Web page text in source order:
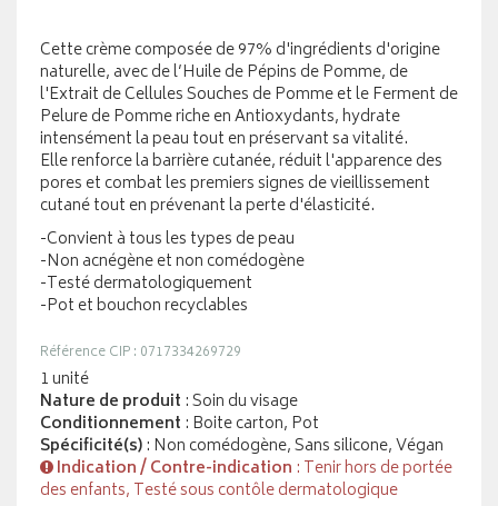
Cette crème composée de 97% d'ingrédients d'origine
naturelle, avec de l’Huile de Pépins de Pomme, de
l'Extrait de Cellules Souches de Pomme et le Ferment de
Pelure de Pomme riche en Antioxydants, hydrate
intensément la peau tout en préservant sa vitalité.
Elle renforce la barrière cutanée, réduit l'apparence des
pores et combat les premiers signes de vieillissement
cutané tout en prévenant la perte d'élasticité.
-Convient à tous les types de peau
-Non acnégène et non comédogène
-Testé dermatologiquement
-Pot et bouchon recyclables
Référence CIP : 0717334269729
1 unité
Nature de produit : Soin du visage
Conditionnement : Boite carton, Pot
Spécificité(s): Non comédogène, Sans silicone, Végan
Indication / Contre-indication : Tenir hors de portée
des enfants, Testé sous contôle dermatologique